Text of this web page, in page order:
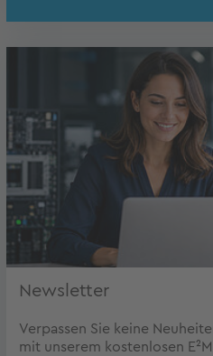
Newsletter
Verpassen Sie keine
mit unserem kostenlosen